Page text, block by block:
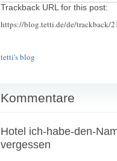
Trackback URL for this post:
https://blog.tetti.de/de/trackback/
tetti's blog
Kommentare
Hotel ich-habe-den-
vergessen